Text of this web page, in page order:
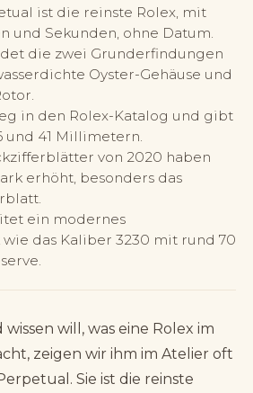
ist die reinste Rolex, mit
und Sekunden, ohne Datum.
die zwei Grunderfindungen
Oyster-Gehäuse und
in den Rolex-Katalog und gibt
und 41 Millimetern.
von 2020 haben
erhöht, besonders das
ein modernes
das Kaliber 3230 mit rund 70
will, was eine Rolex im
zeigen wir ihm im Atelier oft
Sie ist die reinste